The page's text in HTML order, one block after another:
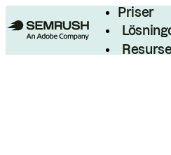
Priser